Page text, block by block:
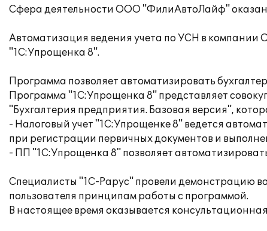
Сфера деятельности ООО "ФилиАвтоЛайф"
Автоматизация ведения учета по УСН в
"1С:Упрощенка 8".
Программа позволяет автоматизировать
Программа "1С:Упрощенка 8" представляет
"Бухгалтерия предприятия. Базовая версия",
- Налоговый учет "1С:Упрощенке 8" ведется
при регистрации первичных документов и
- ПП "1С:Упрощенка 8" позволяет
Специалисты "1С-Рарус" провели демонстрацию
пользователя принципам работы с программой.
В настоящее время оказывается